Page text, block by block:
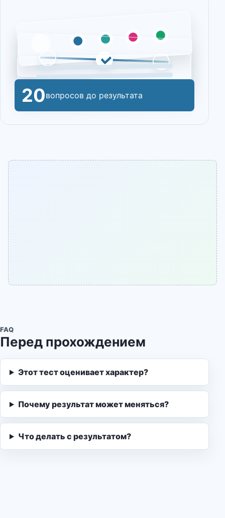
20вопросов до результата
FAQ
Перед прохождением
Этот тест оценивает характер?
Почему результат может меняться?
Что делать с результатом?